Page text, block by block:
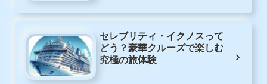
セレブリティ・イクノスって
どう？豪華クルーズで楽しむ
究極の旅体験